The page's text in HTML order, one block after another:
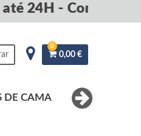
24H - Compre
0
0,00 €
DE CAMA MESAS DE